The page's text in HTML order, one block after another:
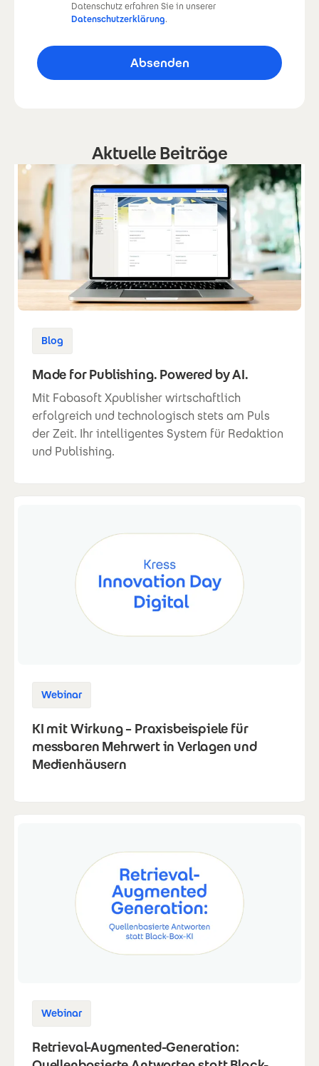
Datenschutz erfahren Sie in unserer
Datenschutzerklärung.
Aktuelle Beiträge
Blog
Made for Publishing. Powered by AI.
Mit Fabasoft Xpublisher wirtschaftlich
erfolgreich und technologisch stets am Puls
der Zeit. Ihr intelligentes System für Redaktion
und Publishing.
Webinar
KI mit Wirkung – Praxisbeispiele für
messbaren Mehrwert in Verlagen und
Medienhäusern
Webinar
Retrieval-Augmented-Generation: